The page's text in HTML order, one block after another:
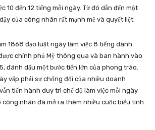
10 đến 12 tiếng mỗi ngày. Từ đó dẫn đến một
của công nhân rất mạnh mẽ và quyết liệt.
1868 đạo luật ngày làm việc 8 tiếng dành
chính phủ Mỹ thông qua và ban hành vào
đánh dấu một bước tiến lớn của phong trào.
vấp phải sự chống đối của nhiều doanh
tiến hành duy trì chế độ làm việc mỗi ngày
công nhân đã mở ra thêm nhiều cuộc biểu tình